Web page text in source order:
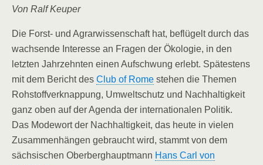
Von Ralf Keuper
Die Forst- und Agrarwissenschaft hat, beflügelt durch das
wachsende Interesse an Fragen der Ökologie, in den
letzten Jahrzehnten einen Aufschwung erlebt. Spätestens
mit dem Bericht des Club of Rome stehen die Themen
Rohstoffverknappung, Umweltschutz und Nachhaltigkeit
ganz oben auf der Agenda der internationalen Politik.
Das Modewort der Nachhaltigkeit, das heute in vielen
Zusammenhängen gebraucht wird, stammt von dem
sächsischen Oberberghauptmann Hans Carl von